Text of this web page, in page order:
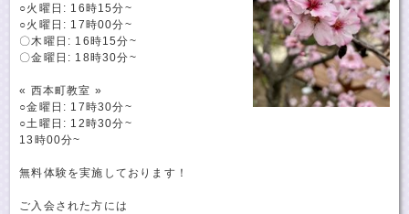
○火曜日: 16時15分~
○火曜日: 17時00分~
〇木曜日: 16時15分~
〇金曜日: 18時30分~
« 西本町教室 »
○金曜日: 17時30分~
○土曜日: 12時30分~
13時00分~
無料体験を実施しております！
ご入会された方には